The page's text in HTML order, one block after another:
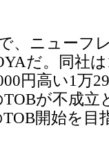
、ニューフ
だ。同社
円高い1万
が不成立
開始を目